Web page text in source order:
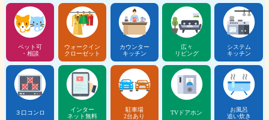
ペット可
・相談
ウォークイン
クローゼット
カウンター
キッチン
広々
リビング
システム
キッチン
３口コンロ
インター
ネット無料
駐車場
2台あり
TVドアホン
お風呂
追い炊き